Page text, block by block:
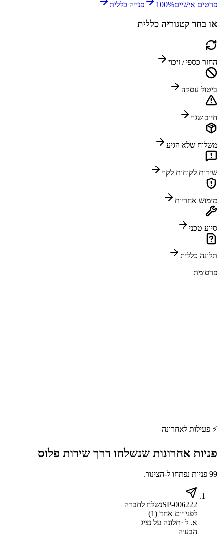
פרטים אישיים 100% פנייה כללית
או בחר קטגוריה כללית
החזר כספי / זיכוי
ביטול עסקה
חיוב שגוי
משלוח שלא הגיע
שירות לקוחות לקוי
מימוש אחריות
סיוע טכני
תלונה כללית
פרסומת
⚡ פעילות לאחרונה
פניות אחרונות שנשלחו דרך שירות פלוס
99 פניות נפתחו ל-הצינור.
SP-006222נשלח לחברה
לפני יום אחד (1)
א. ל.·תלונה על נציג
הבעיה